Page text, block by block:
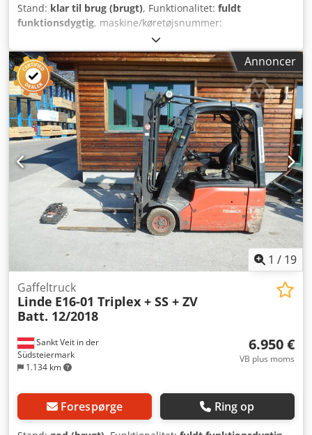
Stand: klar til brug (brugt), Funktionalitet: fuldt
funktionsdygtig, maskine/køretøjsnummer:
, Produktionsår:
løftekapacitet:1.200 kg, løftehøjde:3.850 mm,
brændstoftype:elektrisk, mastetype:simplex,
bygningshøjde:2.546 mm, Ingen minimumspris –
garanteret salg til det højeste bud! TEKNISKE DETALJER
Løftekapacitet: 1.200 kg Løftehøjde: 3.850 mm Masttype:
Simplex ISO-klasse: 2 Crsdpsznu Aaofx Ai Aef
Batterispænding: 24 V Batteritype: Lithium-ion
Drivmotorstyrke: 2 x 3,5 kW MASKINENS DETALJER
Byggehøjde: 2.546 mm Egenvægt: 2.441 kg Batterivægt,
minimum: 423 kg Batterivægt, maksimum: 467 kg UDSTYR -
Sideskift - 3. ventil Ekstern reference: SL18780
Annoncer
1 / 19
Sankt Veit in der
Südsteiermark
1.134 km
Gaffeltruck
Linde E16-01 Triplex + SS + ZV
Batt. 12/2018
6.950 €
VB plus moms
Forespørge Ring op